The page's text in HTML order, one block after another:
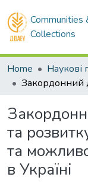
Communities
Collections
Home Наукові
та
та
в Україні